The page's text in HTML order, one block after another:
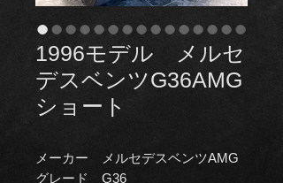
1996モデル メルセ
デスベンツG36AMG
ショート
メーカー メルセデスベンツAMG
グレード G36